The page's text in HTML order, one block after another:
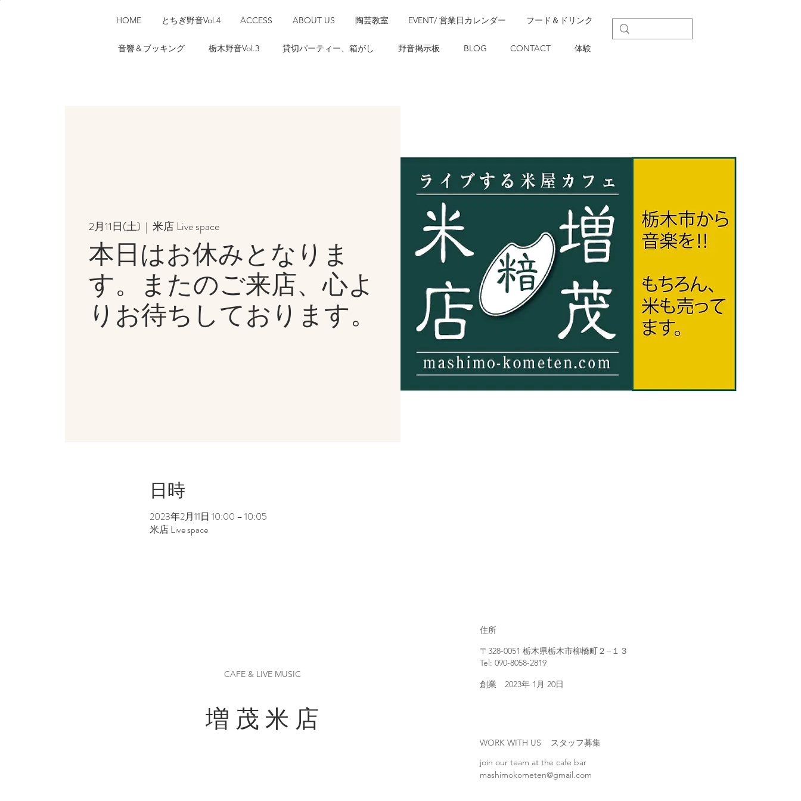
HOME とちぎ野音Vol.4 ACCESS ABOUT US 陶芸教室 EVENT/ 営業日カレンダー フード＆ドリンク
音響＆ブッキング 栃木野音Vol.3 貸切パーティー、箱がし 野音掲示板 BLOG CONTACT 体験
2月11日(土)
  |
米店 Live space
本日はお休みとなりま
す。またのご来店、心よ
りお待ちしております。
日時
2023年2月11日 10:00 – 10:05
米店 Live space
住所
CAFE & LIVE MUSIC
〒328-0051 栃木県栃木市柳橋町２−１３
Tel: 090-8058-2819
創業 2023年 1月 20日
増 茂 米 店
WORK WITH US スタッフ募集
join our team at the cafe bar
mashimokometen@gmail.com